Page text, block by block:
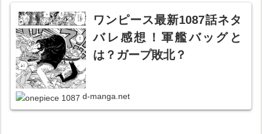
ワンピース最新1087話ネタ
バレ感想！軍艦バッグと
は？ガープ敗北？
d-manga.net